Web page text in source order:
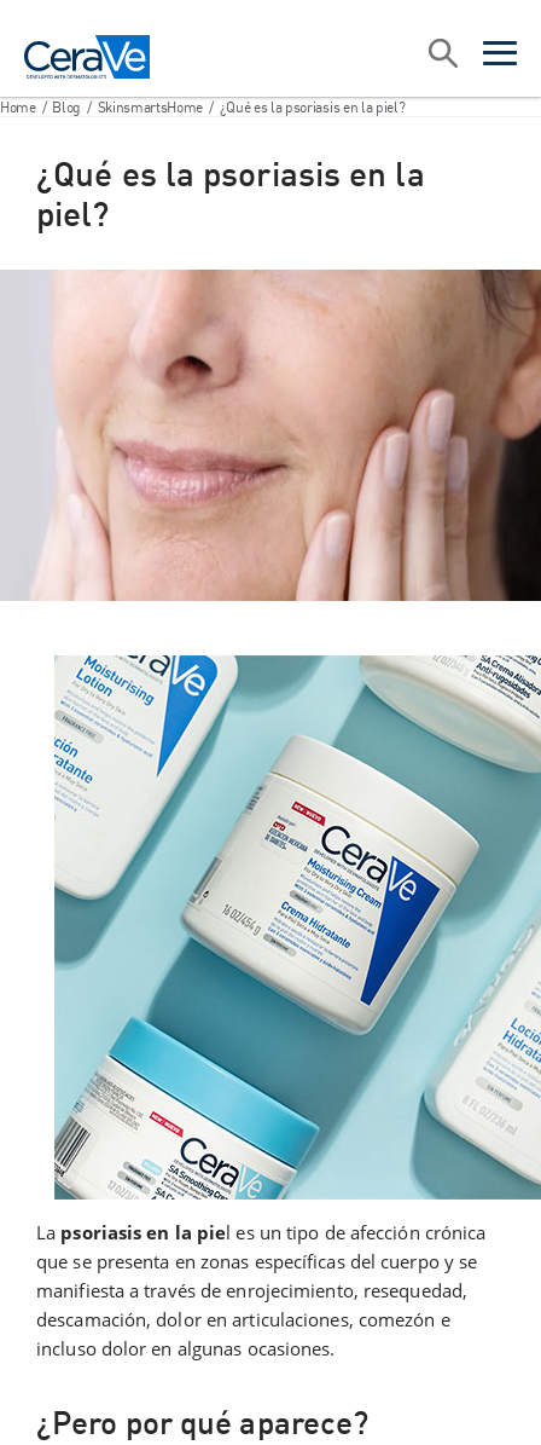
open
open
Search
Home / Blog / SkinsmartsHome / ¿Qué es la psoriasis en la piel?
¿Qué es la psoriasis en la
piel?
La psoriasis en la piel es un tipo de afección crónica
que se presenta en zonas específicas del cuerpo y se
manifiesta a través de enrojecimiento, resequedad,
descamación, dolor en articulaciones, comezón e
incluso dolor en algunas ocasiones.
¿Pero por qué aparece?